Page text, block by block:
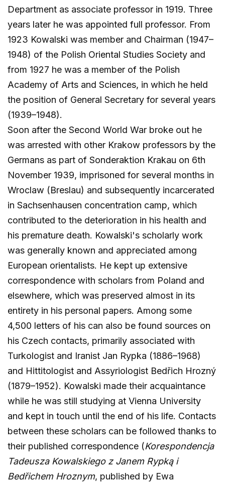
Department as associate professor in 1919. Three
years later he was appointed full professor. From
1923 Kowalski was member and Chairman (1947–
1948) of the Polish Oriental Studies Society and
from 1927 he was a member of the Polish
Academy of Arts and Sciences, in which he held
the position of General Secretary for several years
(1939–1948).
Soon after the Second World War broke out he
was arrested with other Krakow professors by the
Germans as part of Sonderaktion Krakau on 6th
November 1939, imprisoned for several months in
Wroclaw (Breslau) and subsequently incarcerated
in Sachsenhausen concentration camp, which
contributed to the deterioration in his health and
his premature death. Kowalski's scholarly work
was generally known and appreciated among
European orientalists. He kept up extensive
correspondence with scholars from Poland and
elsewhere, which was preserved almost in its
entirety in his personal papers. Among some
4,500 letters of his can also be found sources on
his Czech contacts, primarily associated with
Turkologist and Iranist Jan Rypka (1886–1968)
and Hittitologist and Assyriologist Bedřich Hrozný
(1879–1952). Kowalski made their acquaintance
while he was still studying at Vienna University
and kept in touch until the end of his life. Contacts
between these scholars can be followed thanks to
their published correspondence (Korespondencja
Tadeusza Kowalskiego z Janem Rypką i
Bedřichem Hroznym, published by Ewa